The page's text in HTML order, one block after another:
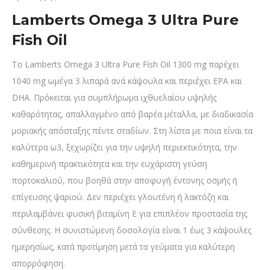
Lamberts Omega 3 Ultra Pure
Fish Oil
Το Lamberts Omega 3 Ultra Pure Fish Oil 1300 mg παρέχει
1040 mg ωμέγα 3 λιπαρά ανά κάψουλα και περιέχει EPA και
DHA. Πρόκειται για συμπλήρωμα ιχθυελαίου υψηλής
καθαρότητας, απαλλαγμένο από βαρέα μέταλλα, με διαδικασία
μοριακής απόσταξης πέντε σταδίων. Στη λίστα με ποια είναι τα
καλύτερα ω3, ξεχωρίζει για την υψηλή περιεκτικότητα, την
καθημερινή πρακτικότητα και την ευχάριστη γεύση
πορτοκαλιού, που βοηθά στην αποφυγή έντονης οσμής ή
επίγευσης ψαριού. Δεν περιέχει γλουτένη ή λακτόζη και
περιλαμβάνει φυσική βιταμίνη Ε για επιπλέον προστασία της
σύνθεσης. Η συνιστώμενη δοσολογία είναι 1 έως 3 κάψουλες
ημερησίως, κατά προτίμηση μετά τα γεύματα για καλύτερη
απορρόφηση.